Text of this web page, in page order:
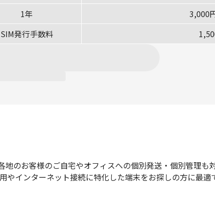
1年
3,000
SIM発行手数料
のお客様のご自宅やオフィスへの個別発送・個別管理も
インターネット接続に特化した端末をお探しの方に最適